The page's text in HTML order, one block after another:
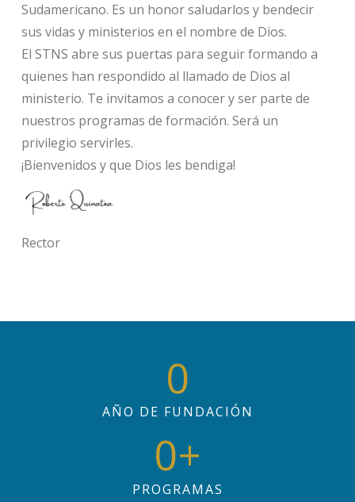
Sudamericano. Es un honor saludarlos y bendecir
sus vidas y ministerios en el nombre de Dios.
El STNS abre sus puertas para seguir formando a
quienes han respondido al llamado de Dios al
ministerio. Te invitamos a conocer y ser parte de
nuestros programas de formación. Será un
privilegio servirles.
¡Bienvenidos y que Dios les bendiga!
Rector
0
AÑO DE FUNDACIÓN
0+
PROGRAMAS